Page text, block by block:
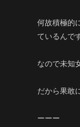
何故積極的
ているんで
なので未知
だから果敢
ーーー